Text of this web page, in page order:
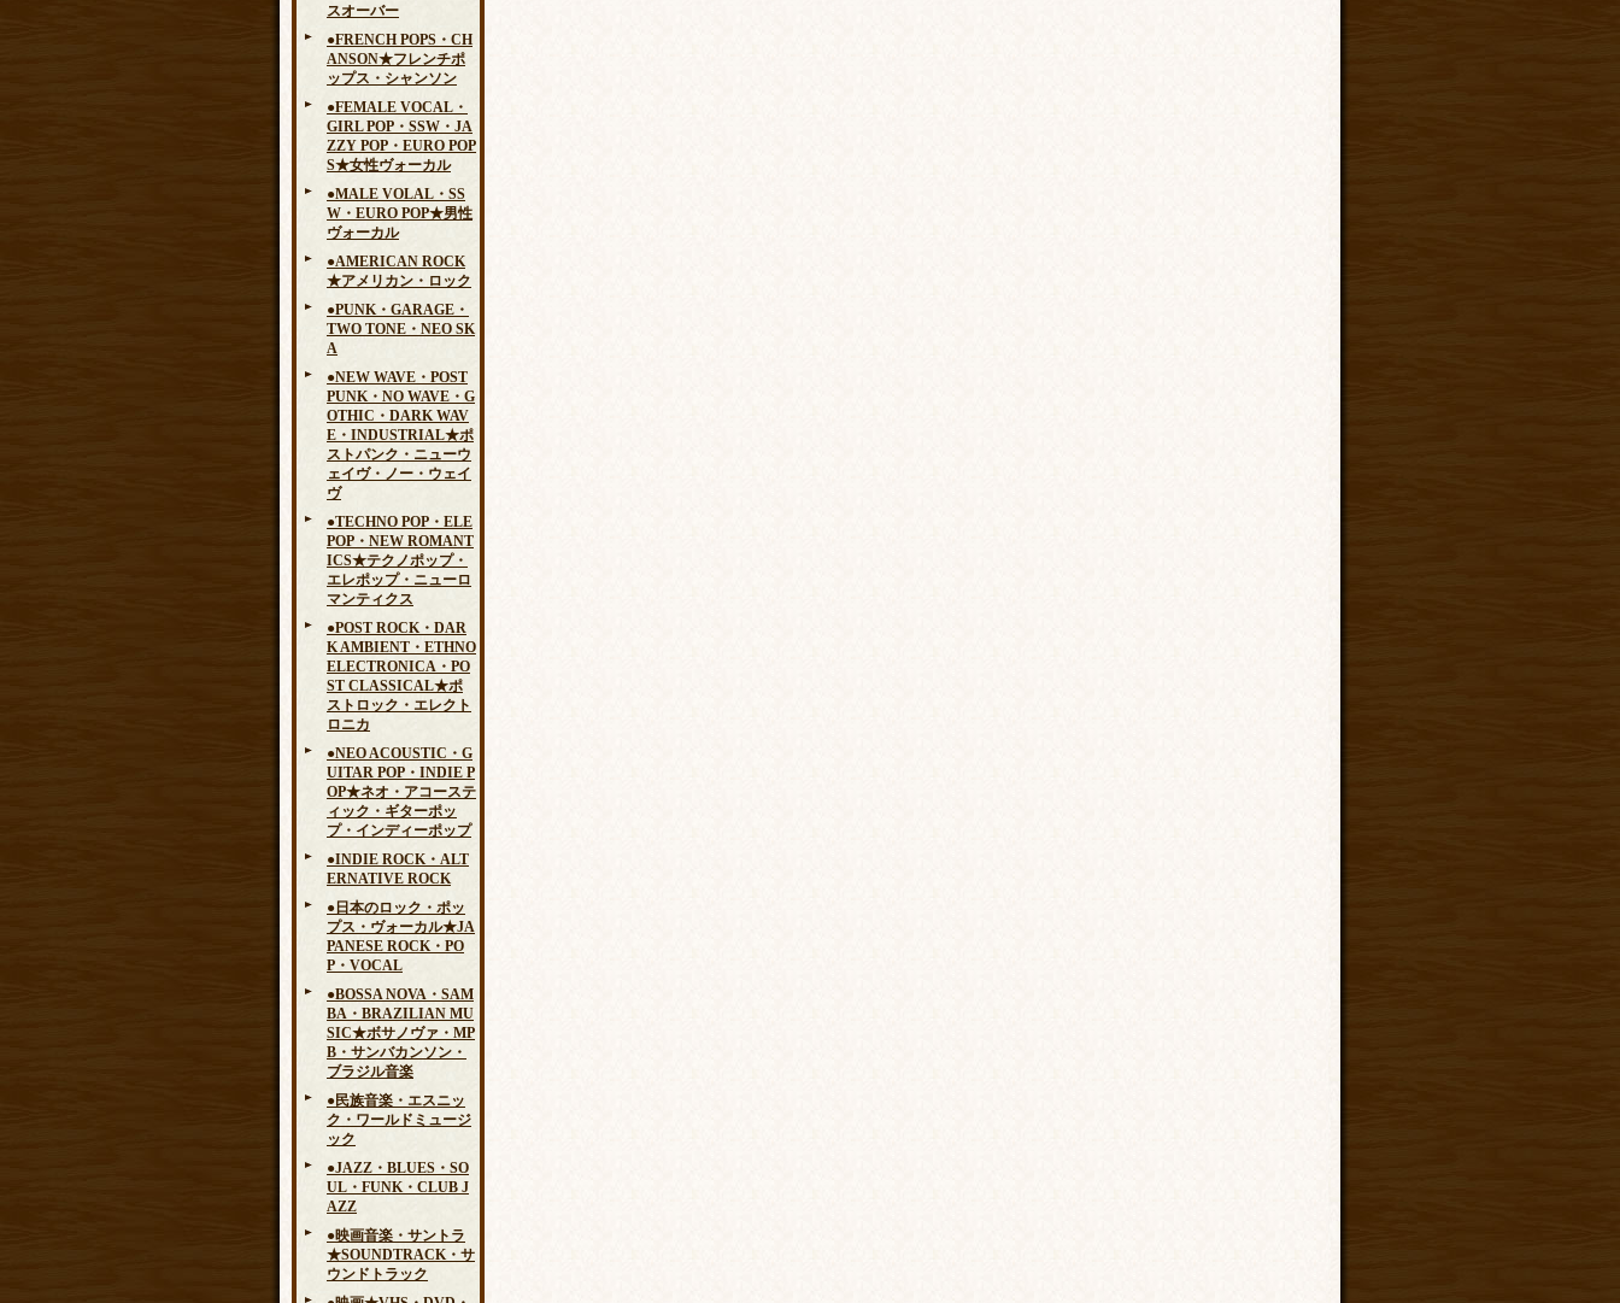
スオーバー
●FRENCH POPS・CH
ANSON★フレンチポ
ップス・シャンソン
●FEMALE VOCAL・
GIRL POP・SSW・JA
ZZY POP・EURO POP
S★女性ヴォーカル
●MALE VOLAL・SS
W・EURO POP★男性
ヴォーカル
●AMERICAN ROCK
★アメリカン・ロック
●PUNK・GARAGE・
TWO TONE・NEO SK
A
●NEW WAVE・POST
PUNK・NO WAVE・G
OTHIC・DARK WAV
E・INDUSTRIAL★ポ
ストパンク・ニューウ
ェイヴ・ノー・ウェイ
ヴ
●TECHNO POP・ELE
POP・NEW ROMANT
ICS★テクノポップ・
エレポップ・ニューロ
マンティクス
●POST ROCK・DAR
K AMBIENT・ETHNO
ELECTRONICA・PO
ST CLASSICAL★ポ
ストロック・エレクト
ロニカ
●NEO ACOUSTIC・G
UITAR POP・INDIE P
OP★ネオ・アコーステ
ィック・ギターポッ
プ・インディーポップ
●INDIE ROCK・ALT
ERNATIVE ROCK
●日本のロック・ポッ
プス・ヴォーカル★JA
PANESE ROCK・PO
P・VOCAL
●BOSSA NOVA・SAM
BA・BRAZILIAN MU
SIC★ボサノヴァ・MP
B・サンバカンソン・
ブラジル音楽
●民族音楽・エスニッ
ク・ワールドミュージ
ック
●JAZZ・BLUES・SO
UL・FUNK・CLUB J
AZZ
●映画音楽・サントラ
★SOUNDTRACK・サ
ウンドトラック